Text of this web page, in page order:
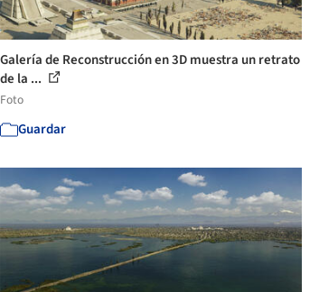
Galería de Reconstrucción en 3D muestra un retrato
de la ...
Foto
Guardar